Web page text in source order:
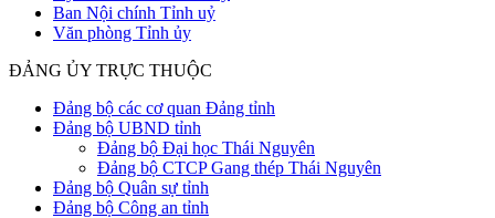
Ban Nội chính Tỉnh uỷ
Văn phòng Tỉnh ủy
ĐẢNG ỦY TRỰC THUỘC
Đảng bộ các cơ quan Đảng tỉnh
Đảng bộ UBND tỉnh
Đảng bộ Đại học Thái Nguyên
Đảng bộ CTCP Gang thép Thái Nguyên
Đảng bộ Quân sự tỉnh
Đảng bộ Công an tỉnh